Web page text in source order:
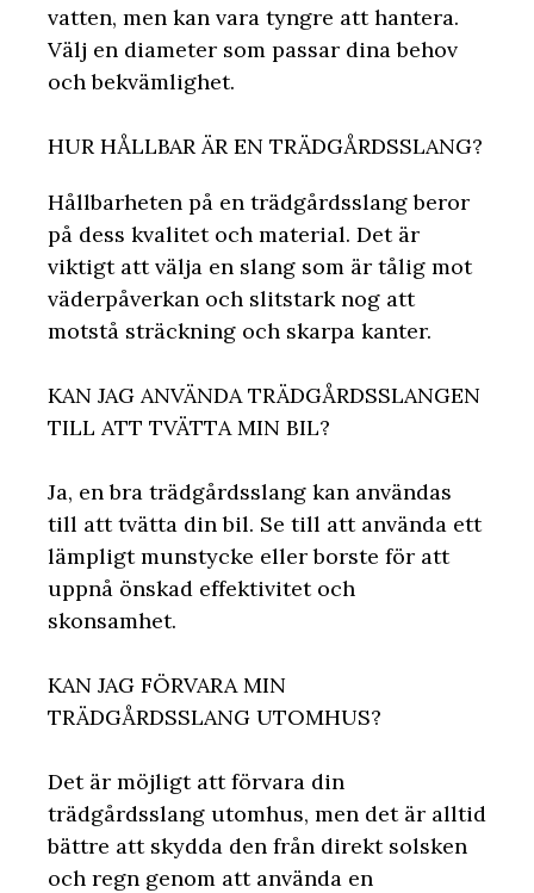
vatten, men kan vara tyngre att hantera.
Välj en diameter som passar dina behov
och bekvämlighet.
HUR HÅLLBAR ÄR EN TRÄDGÅRDSSLANG?
Hållbarheten på en trädgårdsslang beror
på dess kvalitet och material. Det är
viktigt att välja en slang som är tålig mot
väderpåverkan och slitstark nog att
motstå sträckning och skarpa kanter.
KAN JAG ANVÄNDA TRÄDGÅRDSSLANGEN
TILL ATT TVÄTTA MIN BIL?
Ja, en bra trädgårdsslang kan användas
till att tvätta din bil. Se till att använda ett
lämpligt munstycke eller borste för att
uppnå önskad effektivitet och
skonsamhet.
KAN JAG FÖRVARA MIN
TRÄDGÅRDSSLANG UTOMHUS?
Det är möjligt att förvara din
trädgårdsslang utomhus, men det är alltid
bättre att skydda den från direkt solsken
och regn genom att använda en